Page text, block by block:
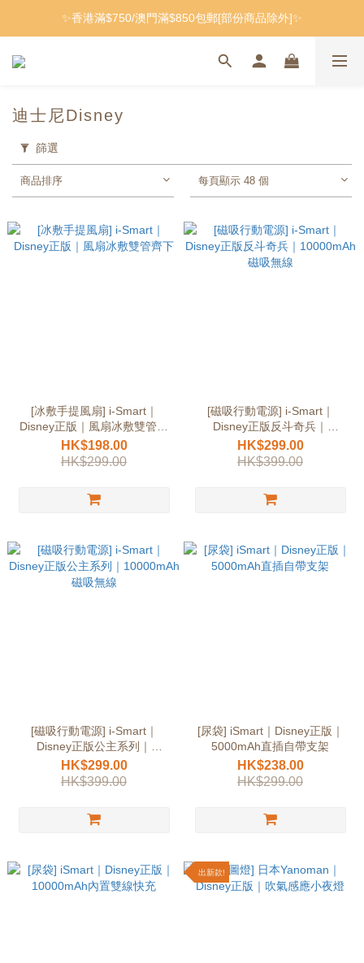
✨香港滿$750/澳門滿$850包郵[部份商品除外]✨
迪士尼Disney
篩選
商品排序 每頁顯示 48 個
[冰敷手提風扇] i-Smart｜
Disney正版｜風扇冰敷雙管齊
下
HK$198.00
HK$299.00
[磁吸行動電源] i-Smart｜
Disney正版反斗奇兵｜
10000mAh磁吸無線
HK$299.00
HK$399.00
[磁吸行動電源] i-Smart｜
Disney正版公主系列｜
10000mAh磁吸無線
HK$299.00
HK$399.00
[尿袋] iSmart｜Disney正版｜
5000mAh直插自帶支架
HK$238.00
HK$299.00
出新款!